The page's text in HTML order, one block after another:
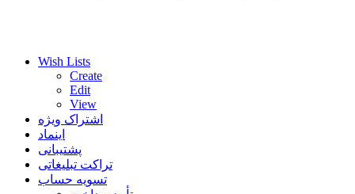
Wish Lists
Create
Edit
View
اشتراک ویژه
اینماد
پشتیبانی
تراکت تبلیغاتی
تسویه حساب